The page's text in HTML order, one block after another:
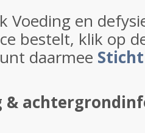
Voeding en
bestelt, klik op
daarmee
&